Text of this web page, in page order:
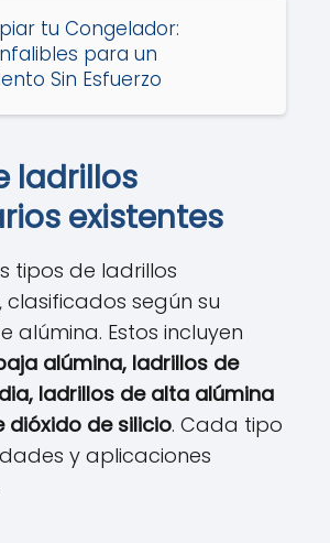
tu Congelador:
para un
Sin Esfuerzo
ladrillos
existentes
tipos de ladrillos
según su
alúmina. Estos incluyen
alúmina, ladrillos de
ladrillos de alta alúmina
dióxido de silicio. Cada tipo
y aplicaciones